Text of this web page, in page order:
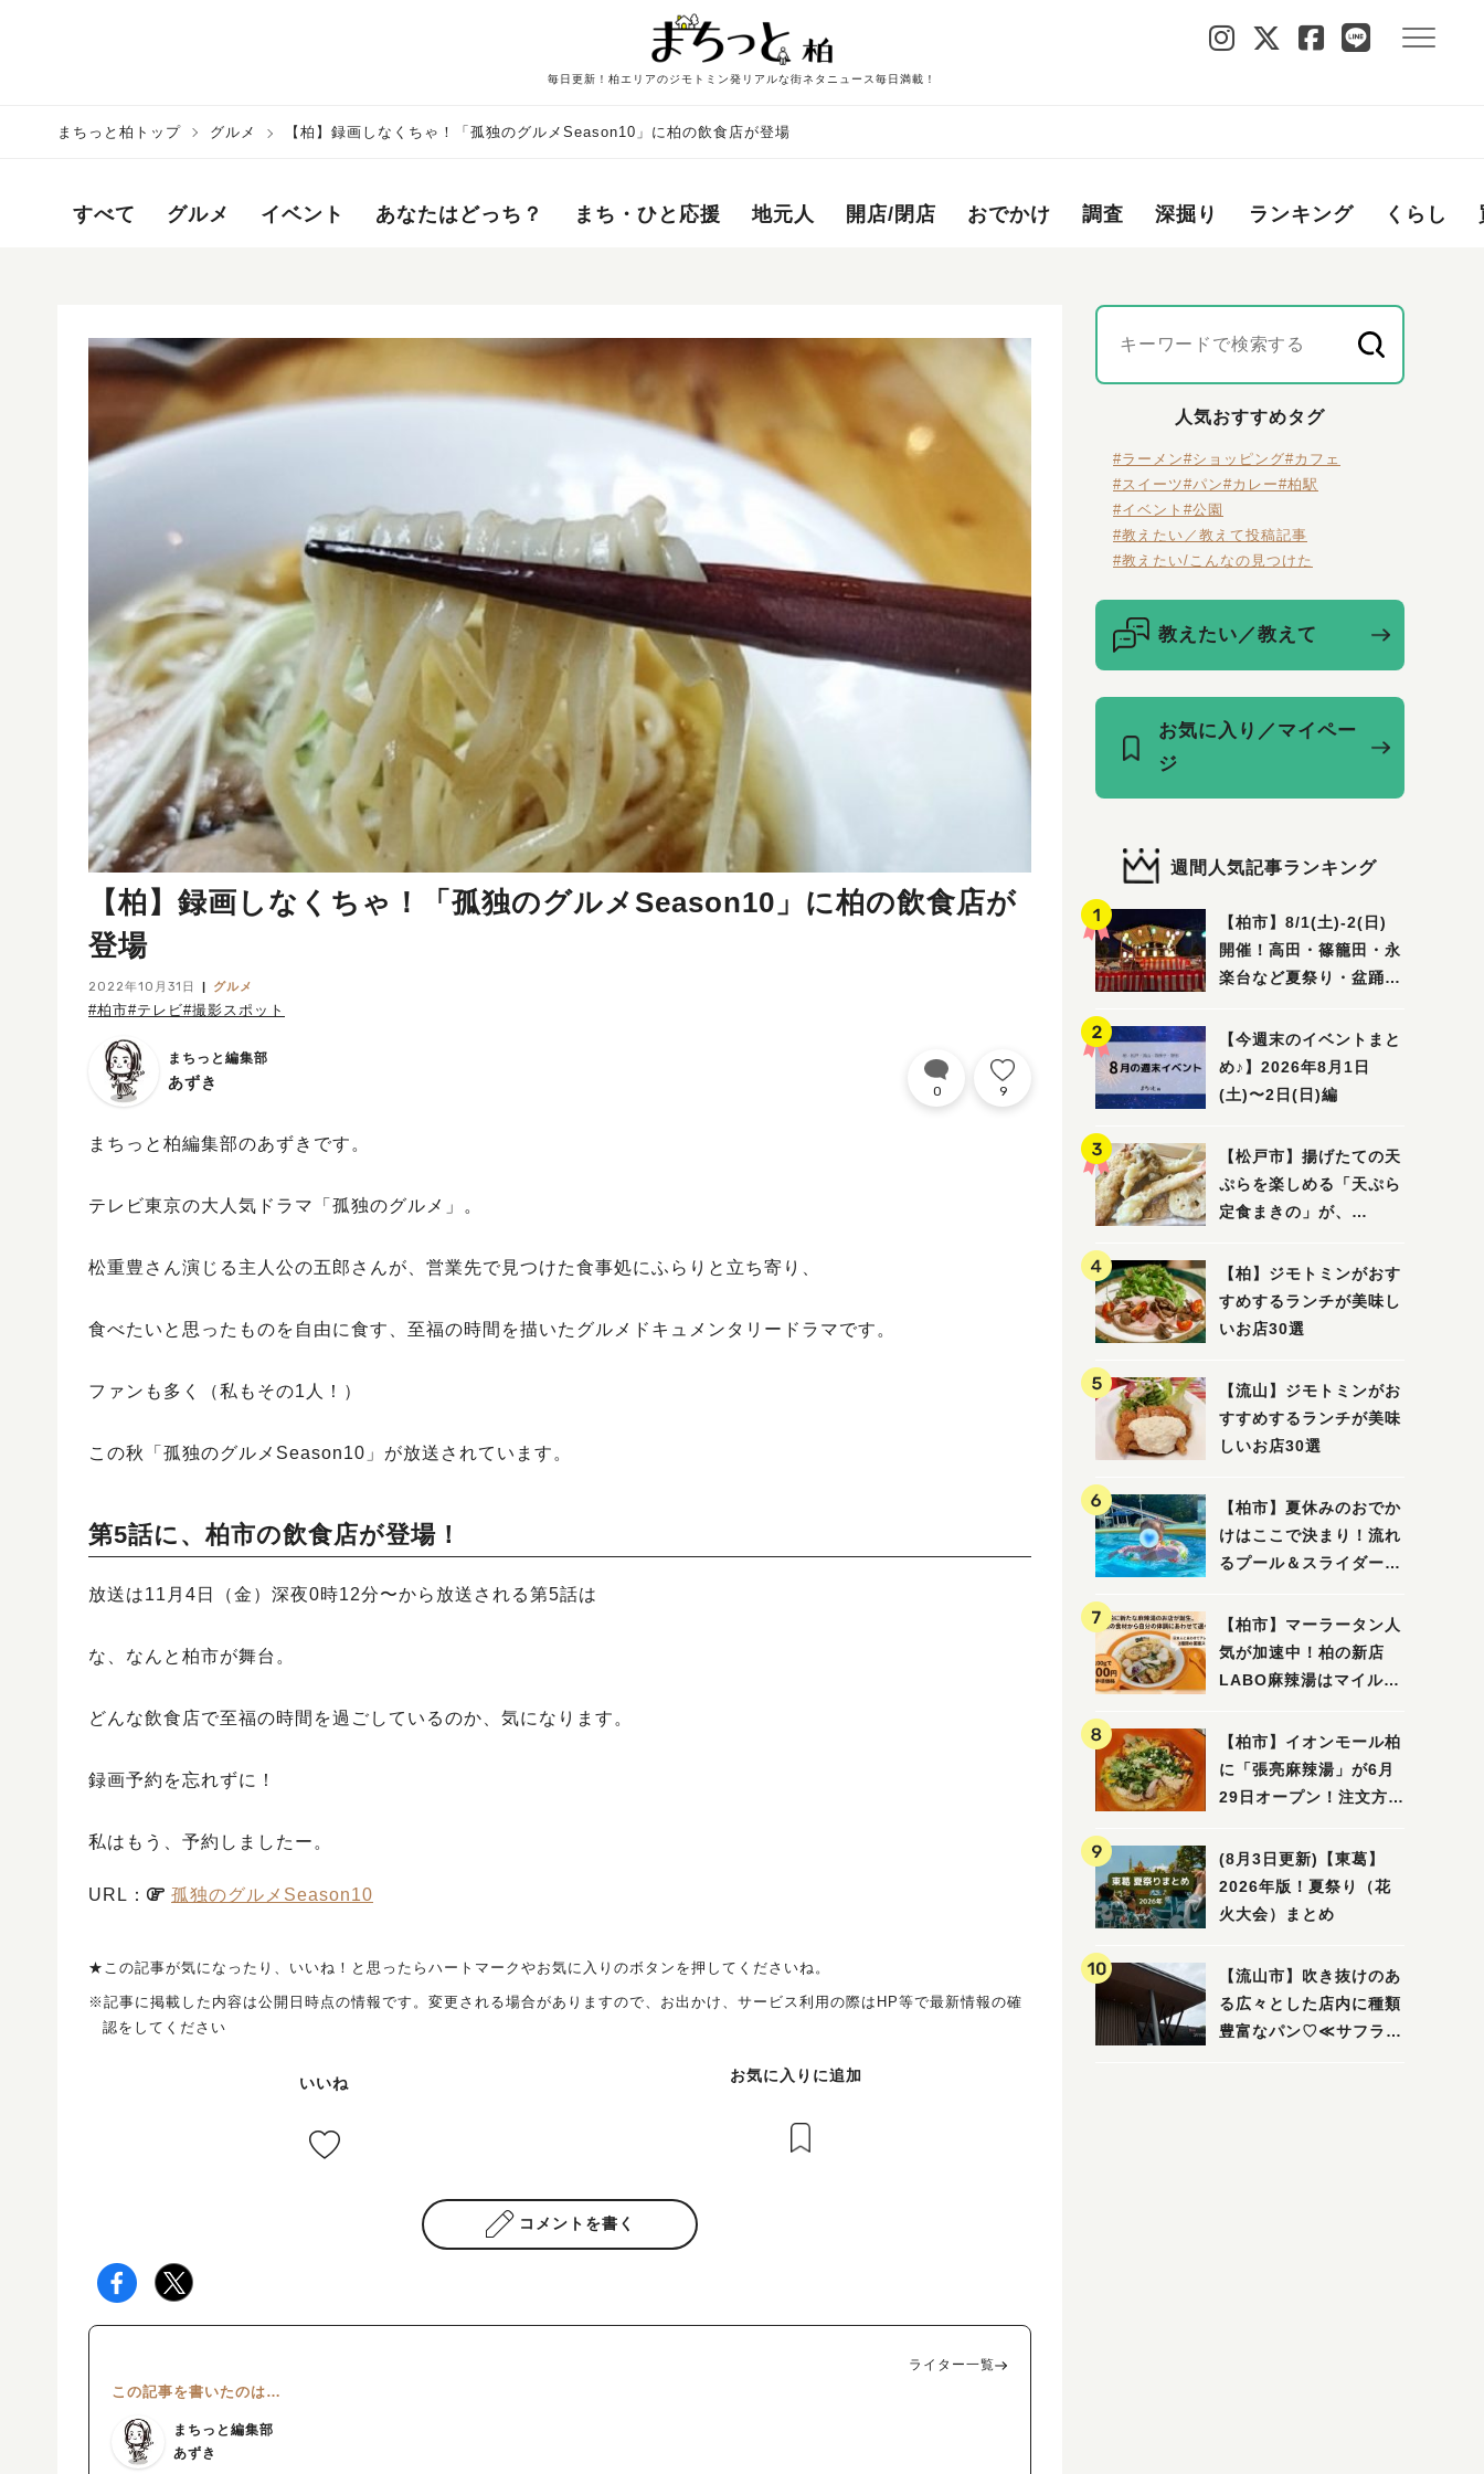
毎日更新！柏エリアのジモトミン発リアルな街ネタニュース毎日満載！
まちっと柏トップ グルメ 【柏】録画しなくちゃ！「孤独のグルメSeason10」に柏の飲食店が登場
すべて グルメ イベント あなたはどっち？ まち・ひと応援 地元人 開店/閉店 おでかけ 調査 深掘り ランキング くらし
【柏】録画しなくちゃ！「孤独のグルメSeason10」に柏の飲食店が
登場
2022年10月31日 グルメ
#柏市#テレビ#撮影スポット
まちっと編集部
あずき 0 9
まちっと柏編集部のあずきです。
テレビ東京の大人気ドラマ「孤独のグルメ」。
松重豊さん演じる主人公の五郎さんが、営業先で見つけた食事処にふらりと立ち寄り、
食べたいと思ったものを自由に食す、至福の時間を描いたグルメドキュメンタリードラマです。
ファンも多く（私もその1人！）
この秋「孤独のグルメSeason10」が放送されています。
第5話に、柏市の飲食店が登場！
放送は11月4日（金）深夜0時12分〜から放送される第5話は
な、なんと柏市が舞台。
どんな飲食店で至福の時間を過ごしているのか、気になります。
録画予約を忘れずに！
私はもう、予約しましたー。
URL： 孤独のグルメSeason10
★この記事が気になったり、いいね！と思ったらハートマークやお気に入りのボタンを押してくださいね。
※記事に掲載した内容は公開日時点の情報です。変更される場合がありますので、お出かけ、サービス利用の際はHP等で最新情報の確
認をしてください
いいね お気に入りに追加
コメントを書く
ライター一覧
この記事を書いたのは…
まちっと編集部
あずき
人気おすすめタグ
#ラーメン#ショッピング#カフェ
#スイーツ#パン#カレー#柏駅
#イベント #公園
#教えたい／教えて投稿記事
#教えたい/こんなの見つけた
教えたい／教えて
お気に入り／マイペー
ジ
週間人気記事ランキング
【柏市】8/1(土)‐2(日)
開催！高田・篠籠田・永
楽台など夏祭り・盆踊り
【今週末のイベントまと
め♪】2026年8月1日
(土)〜2日(日)編
【松戸市】揚げたての天
ぷらを楽しめる「天ぷら
定食まきの」が、
【柏】ジモトミンがおす
すめするランチが美味し
いお店30選
【流山】ジモトミンがお
すすめするランチが美味
しいお店30選
【柏市】夏休みのおでか
けはここで決まり！流れ
るプール＆スライダーに
ル」を親子で満喫してき
ました！
【柏市】マーラータン人
気が加速中！柏の新店
LABO麻辣湯はマイルド
【柏市】イオンモール柏
に「張亮麻辣湯」が6月
29日オープン！注文方法
ビュー
(8月3日更新)【東葛】
2026年版！夏祭り（花
火大会）まとめ
【流山市】吹き抜けのあ
る広々とした店内に種類
豊富なパン♡≪サフラン